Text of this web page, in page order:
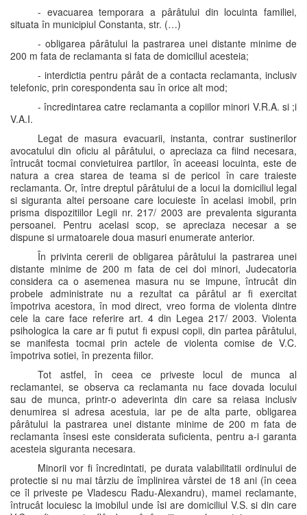
- evacuarea temporara a pârâtului din locuinta familiei,
situata în municipiul Constanta, str. (…)
- obligarea pârâtului la pastrarea unei distante minime de
200 m fata de reclamanta si fata de domiciliul acesteia;
- interdictia pentru pârât de a contacta reclamanta, inclusiv
telefonic, prin corespondenta sau în orice alt mod;
- încredintarea catre reclamanta a copiilor minori V.R.A. si ;i
V.A.I.
Legat de masura evacuarii, instanta, contrar sustinerilor
avocatului din oficiu al pârâtului, o apreciaza ca fiind necesara,
întrucât tocmai convietuirea partilor, în aceeasi locuinta, este de
natura a crea starea de teama si de pericol în care traieste
reclamanta. Or, între dreptul pârâtului de a locui la domiciliul legal
si siguranta altei persoane care locuieste în acelasi imobil, prin
prisma dispozitiilor Legii nr. 217/ 2003 are prevalenta siguranta
persoanei. Pentru acelasi scop, se apreciaza necesar a se
dispune si urmatoarele doua masuri enumerate anterior.
În privinta cererii de obligarea pârâtului la pastrarea unei
distante minime de 200 m fata de cei doi minori, Judecatoria
considera ca o asemenea masura nu se impune, întrucât din
probele administrate nu a rezultat ca pârâtul ar fi exercitat
împotriva acestora, în mod direct, vreo forma de violenta dintre
cele la care face referire art. 4 din Legea 217/ 2003. Violenta
psihologica la care ar fi putut fi expusi copii, din partea pârâtului,
se manifesta tocmai prin actele de violenta comise de V.C.
împotriva sotiei, în prezenta fiilor.
Tot astfel, în ceea ce priveste locul de munca al
reclamantei, se observa ca reclamanta nu face dovada locului
sau de munca, printr-o adeverinta din care sa reiasa inclusiv
denumirea si adresa acestuia, iar pe de alta parte, obligarea
pârâtului la pastrarea unei distante minime de 200 m fata de
reclamanta însesi este considerata suficienta, pentru a-i garanta
acesteia siguranta necesara.
Minorii vor fi încredintati, pe durata valabilitatii ordinului de
protectie si nu mai târziu de împlinirea vârstei de 18 ani (în ceea
ce îl priveste pe Vladescu Radu-Alexandru), mamei reclamante,
întrucât locuiesc la imobilul unde îsi are domiciliul V.S. si din care